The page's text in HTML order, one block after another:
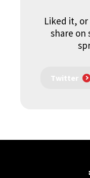
Liked it,
share on
Twitter